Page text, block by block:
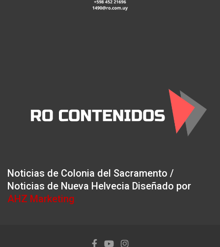
Noticias de Colonia del Sacramento /
Noticias de Nueva Helvecia Diseñado por
AHZ Marketing